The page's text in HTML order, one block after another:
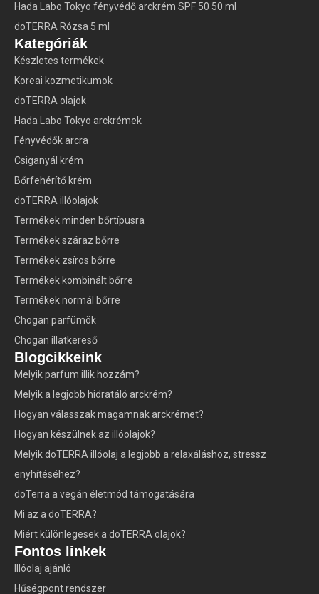
Hada Labo Tokyo fényvédő arckrém SPF 50 50 ml
doTERRA Rózsa 5 ml
Kategóriák
Készletes termékek
Koreai kozmetikumok
doTERRA olajok
Hada Labo Tokyo arckrémek
Fényvédők arcra
Csiganyál krém
Bőrfehérítő krém
doTERRA illóolajok
Termékek minden bőrtípusra
Termékek száraz bőrre
Termékek zsíros bőrre
Termékek kombinált bőrre
Termékek normál bőrre
Chogan parfümök
Chogan illatkereső
Blogcikkeink
Melyik parfüm illik hozzám?
Melyik a legjobb hidratáló arckrém?
Hogyan válasszak magamnak arckrémet?
Hogyan készülnek az illóolajok?
Melyik doTERRA illóolaj a legjobb a relaxáláshoz, stressz
enyhítéséhez?
doTerra a vegán életmód támogatására
Mi az a doTERRA?
Miért különlegesek a doTERRA olajok?
Fontos linkek
Illóolaj ajánló
Hűségpont rendszer